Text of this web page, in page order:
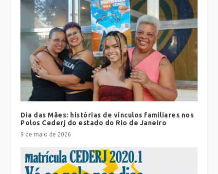
Dia das Mães: histórias de vínculos familiares nos
Polos Cederj do estado do Rio de Janeiro
9 de maio de 2026